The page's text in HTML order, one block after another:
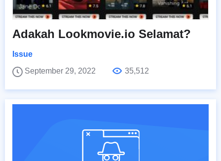
Adakah Lookmovie.io Selamat?
Issue
September 29, 2022
35,512